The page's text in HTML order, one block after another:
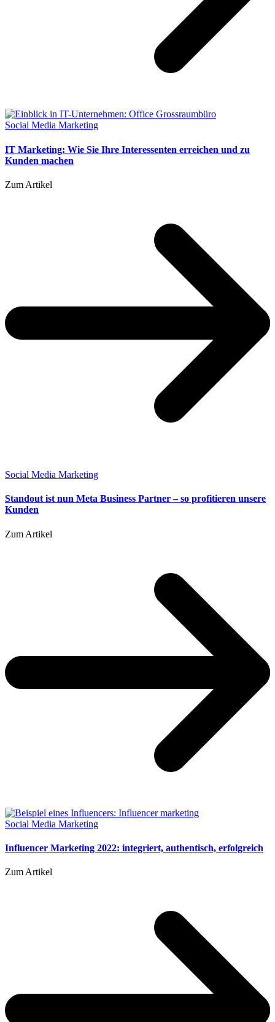
Social Media Marketing
IT Marketing: Wie Sie Ihre Interessenten erreichen und zu
Kunden machen
Zum Artikel
Social Media Marketing
Standout ist nun Meta Business Partner – so profitieren unsere
Kunden
Zum Artikel
Social Media Marketing
Influencer Marketing 2022: integriert, authentisch, erfolgreich
Zum Artikel